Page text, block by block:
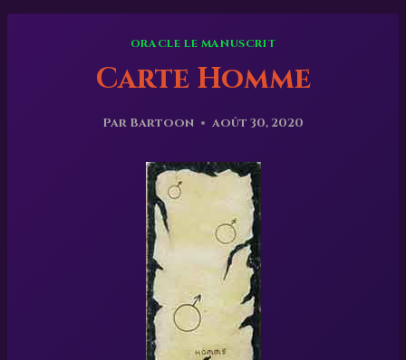
ORACLE LE MANUSCRIT
Carte Homme
Par Bartoon août 30, 2020